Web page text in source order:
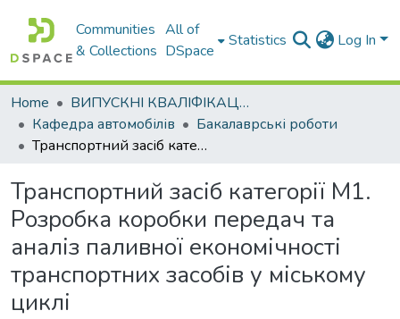
Communities
& Collections
All of
DSpace
Statistics Log In
Home
ВИПУСКНІ КВАЛІФІКАЦІЙНІ РОБОТИ
Кафедра автомобілів
Бакалаврські роботи
Транспортний засіб категорії М1. Розробка коробки передач та аналіз паливної економічності транспортних засобів у міському циклі
Транспортний засіб категорії М1.
Розробка коробки передач та
аналіз паливної економічності
транспортних засобів у міському
циклі